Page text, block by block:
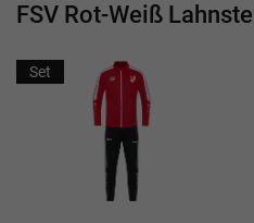
FSV Rot-Weiß
Set